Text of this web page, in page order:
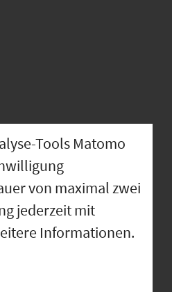
Tools Matomo
von maximal zwei
jederzeit mit
Informationen.